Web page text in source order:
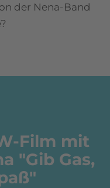
der Nena-Band
Film mit
"Gib Gas,